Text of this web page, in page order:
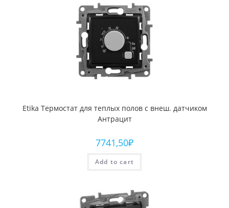
Etika Термостат для теплых полов с внеш. датчиком
Антрацит
7741,50₽
Add to cart